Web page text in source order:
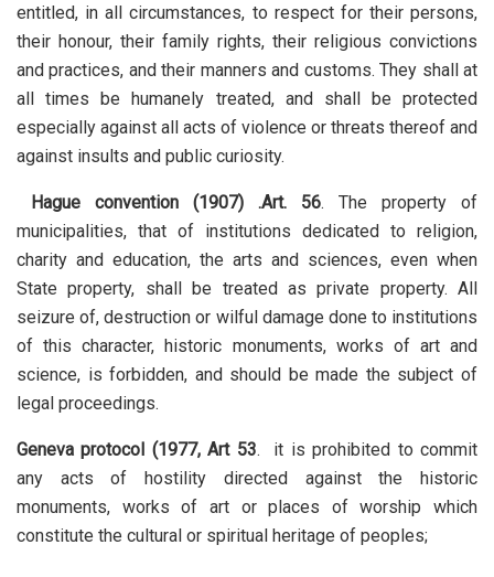
entitled, in all circumstances, to respect for their persons,
their honour, their family rights, their religious convictions
and practices, and their manners and customs. They shall at
all times be humanely treated, and shall be protected
especially against all acts of violence or threats thereof and
against insults and public curiosity.
Hague convention (1907) .Art. 56. The property of
municipalities, that of institutions dedicated to religion,
charity and education, the arts and sciences, even when
State property, shall be treated as private property. All
seizure of, destruction or wilful damage done to institutions
of this character, historic monuments, works of art and
science, is forbidden, and should be made the subject of
legal proceedings.
Geneva protocol (1977, Art 53. it is prohibited to commit
any acts of hostility directed against the historic
monuments, works of art or places of worship which
constitute the cultural or spiritual heritage of peoples;